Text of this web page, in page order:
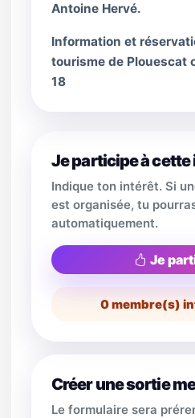
Antoine Hervé.
Information et
tourisme de Plouescat
18
Je participe à cette
Indique ton intérêt. Si
est organisée, tu
automatiquement.
Je
0membre(s)
Créer une sortie
Le formulaire sera